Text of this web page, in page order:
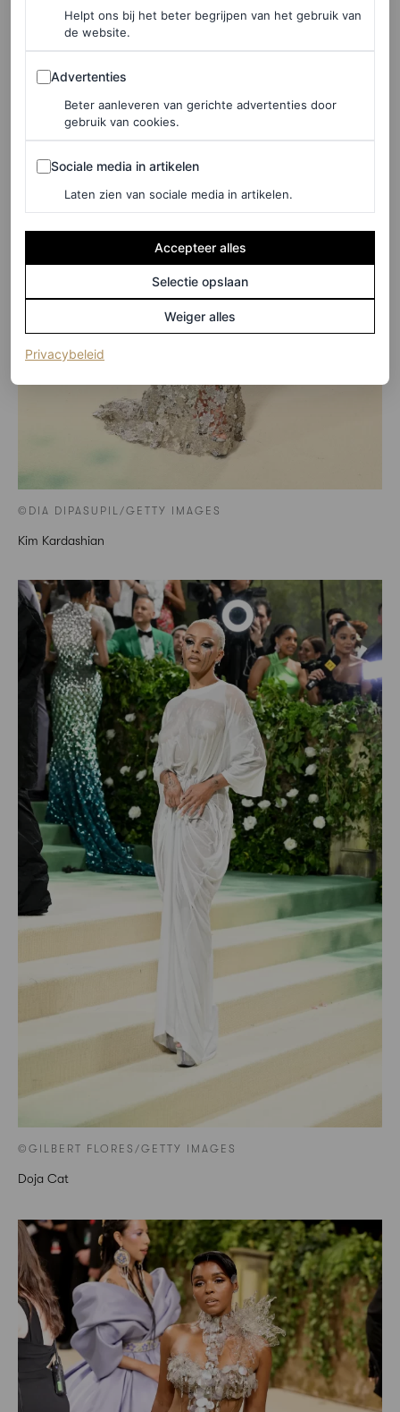
©DIA DIPASUPIL/GETTY IMAGES
Kim Kardashian
©GILBERT FLORES/GETTY IMAGES
Doja Cat
Helpt ons bij het beter begrijpen van het gebruik van
de website.
Advertenties
Advertenties
Beter aanleveren van gerichte advertenties door
gebruik van cookies.
Sociale media in artikelen
Sociale media in artikelen
Laten zien van sociale media in artikelen.
Accepteer alles
Selectie opslaan
Weiger alles
Privacybeleid